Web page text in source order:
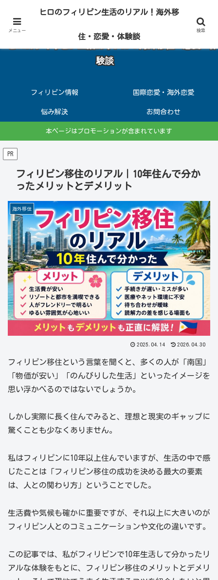
アメリカやフィリピン・セブ島10年在住の実体験から、 海外生活の真実をお
験談
フィリピン情報 国際恋愛・海外恋愛
悩み解決 お問合わせ
本ページはプロモーションが含まれています
PR
フィリピン移住のリアル｜10年住んで分か
ったメリットとデメリット
海外移住
2025.04.14 2026.04.30
フィリピン移住という言葉を聞くと、多くの人が「南国」
「物価が安い」「のんびりした生活」といったイメージを
思い浮かべるのではないでしょうか。
しかし実際に長く住んでみると、理想と現実のギャップに
驚くことも少なくありません。
私はフィリピンに10年以上住んでいますが、生活の中で感
じたことは「フィリピン移住の成功を決める最大の要素
は、人との関わり方」ということでした。
生活費や気候も確かに重要ですが、それ以上に大きいのが
フィリピン人とのコミュニケーションや文化の違いです。
この記事では、私がフィリピンで10年生活して分かったリ
アルな体験をもとに、フィリピン移住のメリットとデメリ
メニュー
ヒロのフィリピン生活のリアル！海外移
住・恋愛・体験談
検索